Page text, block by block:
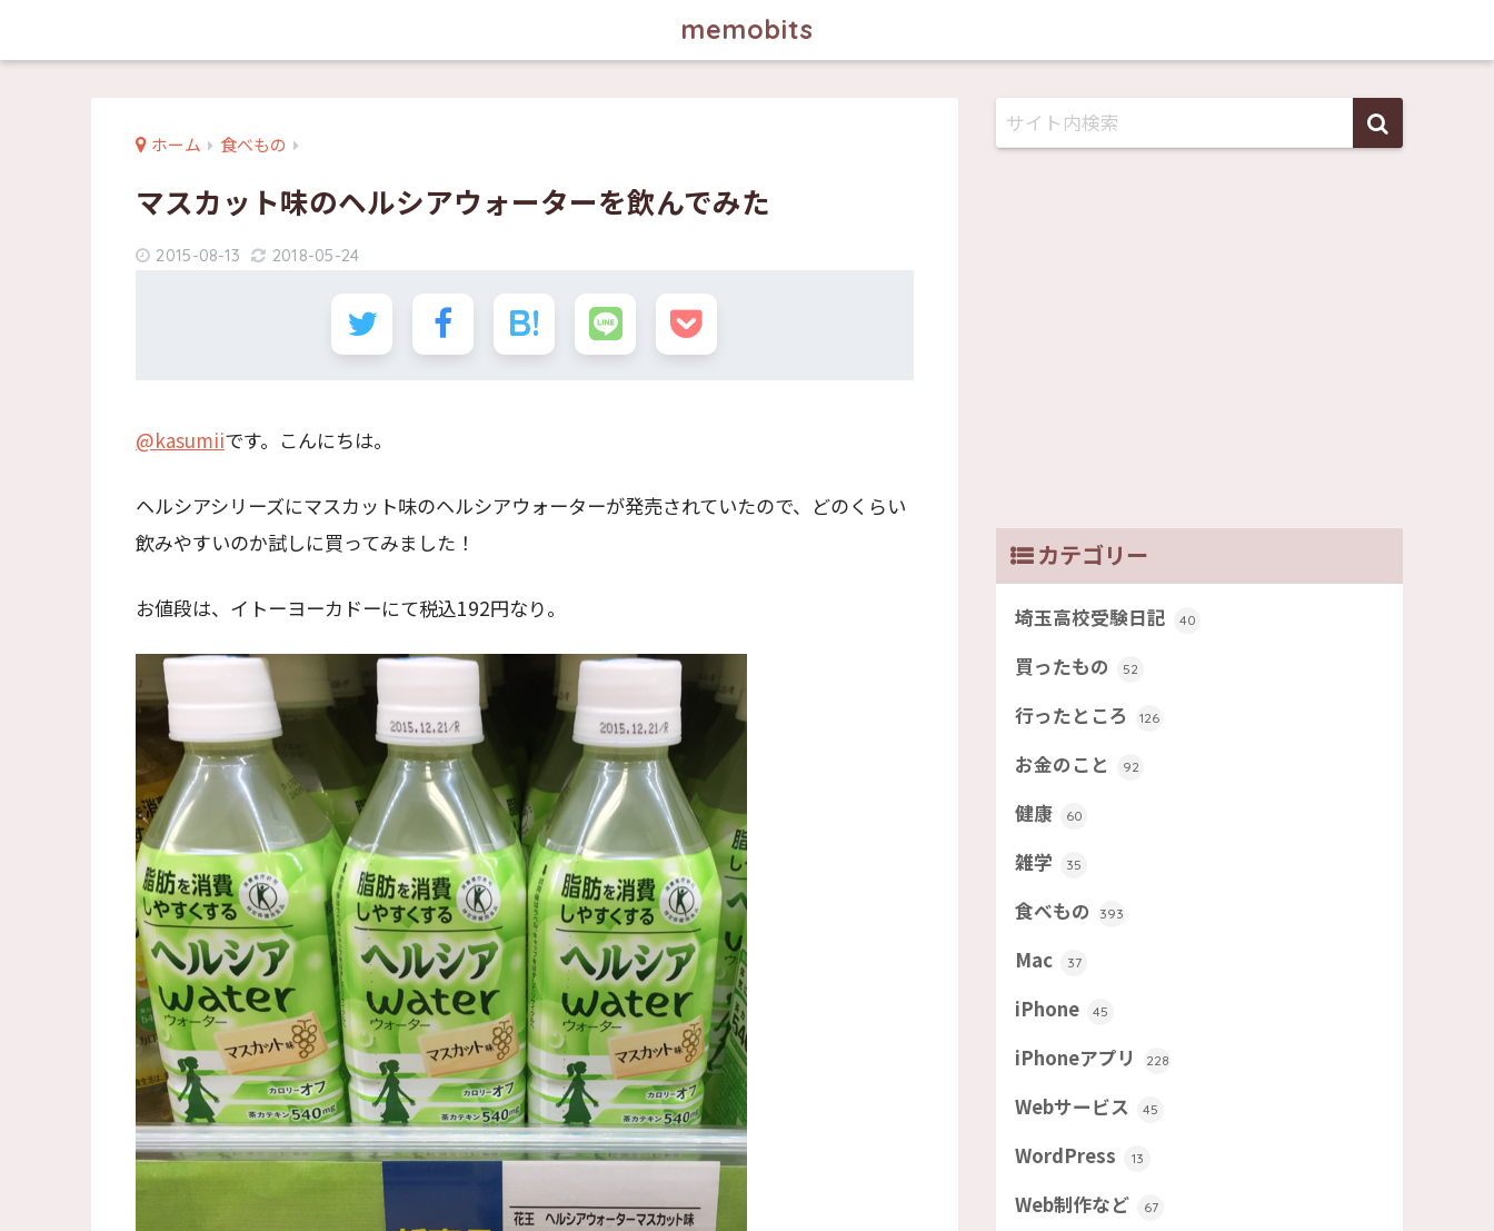
memobits
ホーム 食べもの
マスカット味のヘルシアウォーターを飲んでみた
2015-08-13 2018-05-24
@kasumiiです。こんにちは。
ヘルシアシリーズにマスカット味のヘルシアウォーターが発売されていたので、どのくらい
飲みやすいのか試しに買ってみました！
お値段は、イトーヨーカドーにて税込192円なり。
カテゴリー
埼玉高校受験日記 40
買ったもの 52
行ったところ 126
お金のこと 92
健康 60
雑学 35
食べもの 393
Mac 37
iPhone 45
iPhoneアプリ 228
Webサービス 45
WordPress 13
Web制作など 67